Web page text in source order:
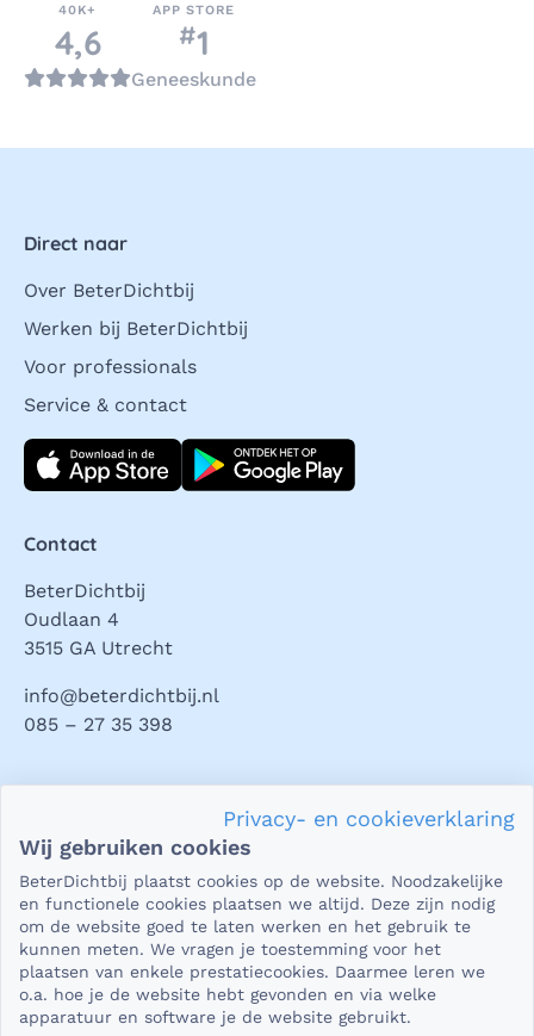
40K+
4,6
APP STORE
#nummer
1
in de categorie
Geneeskunde
Direct naar
Over BeterDichtbij
Werken bij BeterDichtbij
Voor professionals
Service & contact
Download direct
Contact
BeterDichtbij
Oudlaan 4
3515 GA Utrecht
info@beterdichtbij.nl
085 – 27 35 398
Privacy en veiligheid
Als het gaat om je gezondheid, dan is het natuurlijk heel
kunt stellen. En dat je er zeker van bent dat wat je deelt,
niet in verkeerde handen valt. Daar kun je op rekenen bij
BeterDichtbij.
Lees verder
Privacy- en cookieverklaring
Wij gebruiken cookies
BeterDichtbij plaatst cookies op de website. Noodzakelijke
en functionele cookies plaatsen we altijd. Deze zijn nodig
om de website goed te laten werken en het gebruik te
kunnen meten. We vragen je toestemming voor het
plaatsen van enkele prestatiecookies. Daarmee leren we
o.a. hoe je de website hebt gevonden en via welke
apparatuur en software je de website gebruikt.